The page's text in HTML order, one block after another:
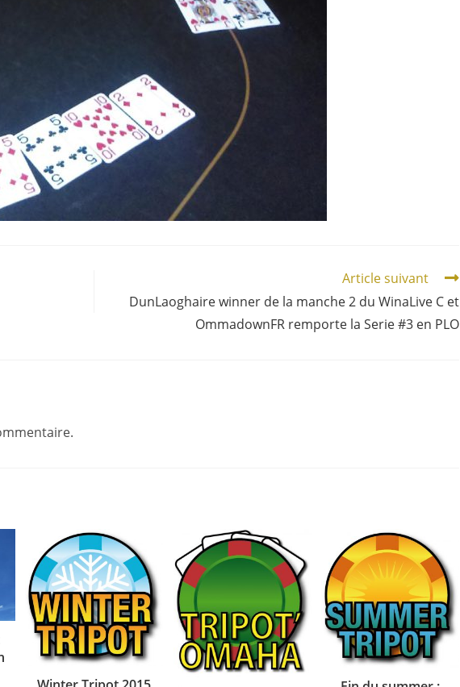
Article suivant
DunLaoghaire winner de la manche 2 du WinaLive C et
OmmadownFR remporte la Serie #3 en PLO